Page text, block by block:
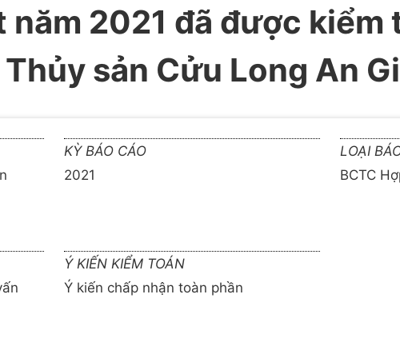
năm 2021 đã được kiểm
sản Cửu Long An
KỲ BÁO CÁO
2021
LOẠI
BCTC
Ý KIẾN KIỂM TOÁN
Ý kiến chấp nhận toàn phần